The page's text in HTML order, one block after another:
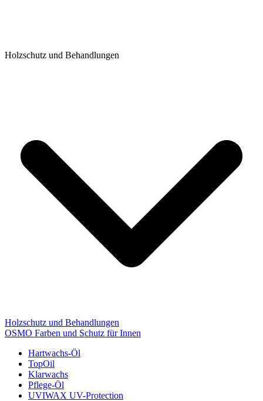
Holzschutz und Behandlungen
Holzschutz und Behandlungen
OSMO Farben und Schutz für Innen
Hartwachs-Öl
TopOil
Klarwachs
Pflege-Öl
UVIWAX UV-Protection